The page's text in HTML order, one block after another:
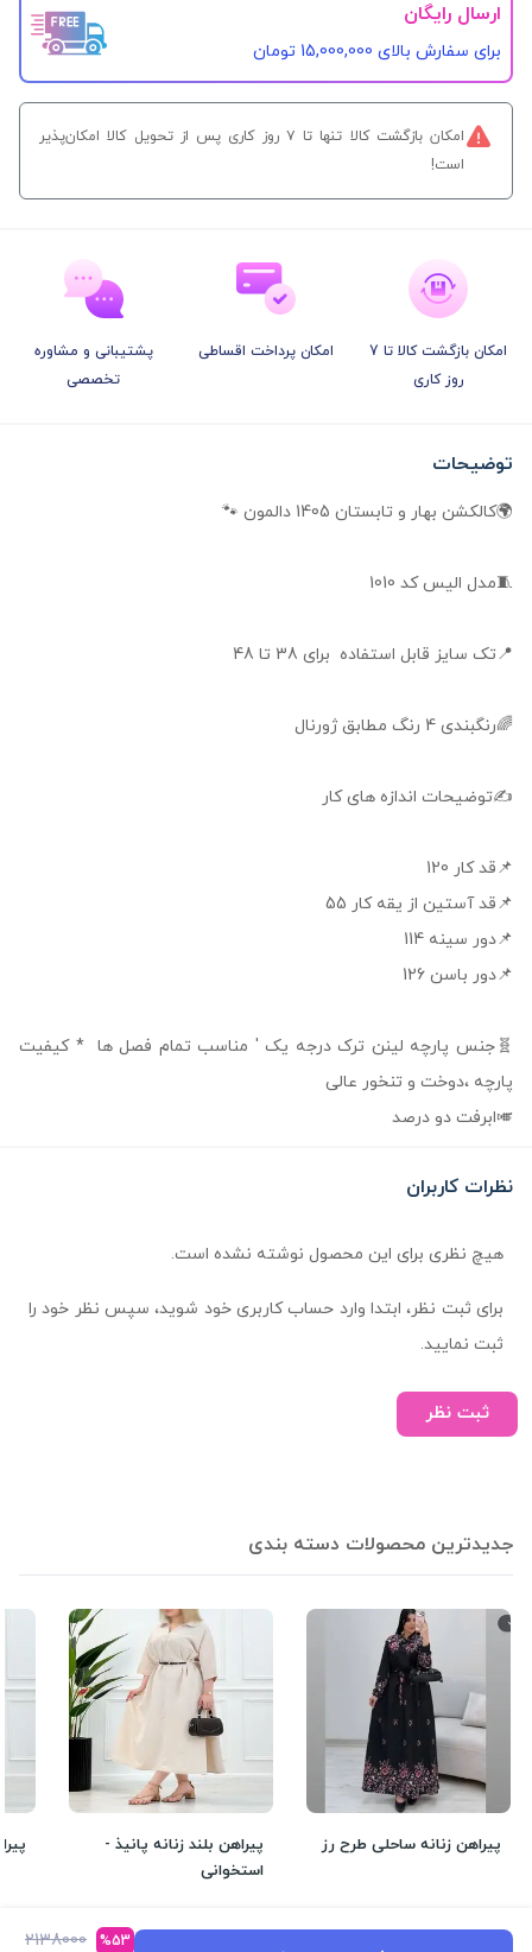
%53
2138000
ارسال رایگان
برای سفارش‌ بالای 15,000,000 تومان
امکان بازگشت کالا تنها تا ۷ روز کاری پس از تحویل کالا امکان‌پذیر
است!
امکان بازگشت کالا تا 7
روز کاری
امکان پرداخت اقساطی
پشتیبانی و مشاوره
تخصصی
توضیحات
🌍کالکشن بهار و تابستان 1405 دالمون 🐾
🧵مدل الیس کد 1010
📍تک سایز قابل استفاده برای 38 تا 48
🌈رنگبندی 4 رنگ مطابق ژورنال
✍توضیحات اندازه‌ های کار
📌قد کار 120
📌قد آستین از یقه کار 55
📌دور سینه 114
📌دور باسن 126
🧬جنس پارچه لینن ترک درجه یک ' مناسب تمام فصل ها * کیفیت
پارچه ،دوخت و تنخور عالی
🎺ابرفت دو درصد
نظرات کاربران
هیچ نظری برای این محصول نوشته نشده است.
برای ثبت نظر، ابتدا وارد حساب کاربری خود شوید، سپس نظر خود را
ثبت نمایید.
ثبت نظر
جدیدترین محصولات دسته بندی
پیراهن زنانه ساحلی طرح رز
1,900,000
پیراهن بلند زنانه پانیذ -
استخوانی
3,927,000 تومان